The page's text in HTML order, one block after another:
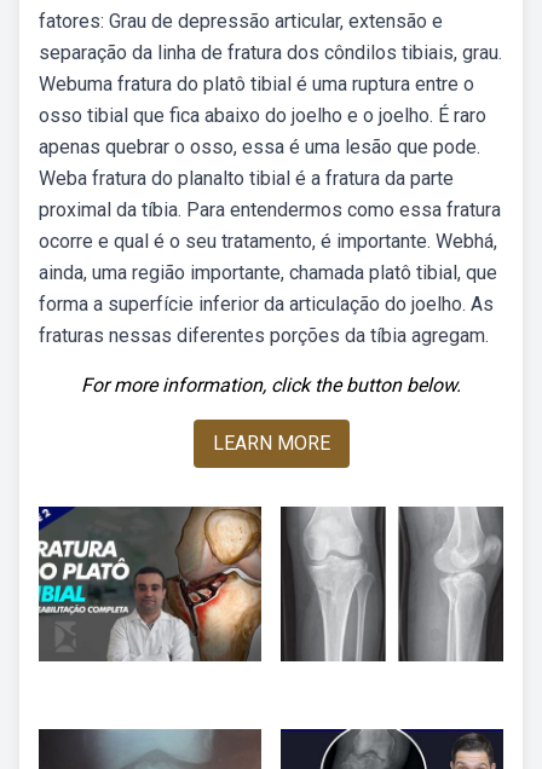
fatores: Grau de depressão articular, extensão e
separação da linha de fratura dos côndilos tibiais, grau.
Webuma fratura do platô tibial é uma ruptura entre o
osso tibial que fica abaixo do joelho e o joelho. É raro
apenas quebrar o osso, essa é uma lesão que pode.
Weba fratura do planalto tibial é a fratura da parte
proximal da tíbia. Para entendermos como essa fratura
ocorre e qual é o seu tratamento, é importante. Webhá,
ainda, uma região importante, chamada platô tibial, que
forma a superfície inferior da articulação do joelho. As
fraturas nessas diferentes porções da tíbia agregam.
For more information, click the button below.
LEARN MORE